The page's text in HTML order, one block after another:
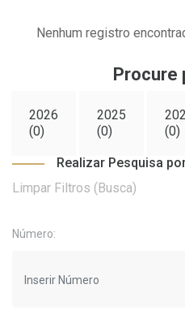
Nenhum registro
Procure
2026
(0)
2025
(0)
(0)
Realizar Pesquisa
Limpar Filtros (Busca)
Número: